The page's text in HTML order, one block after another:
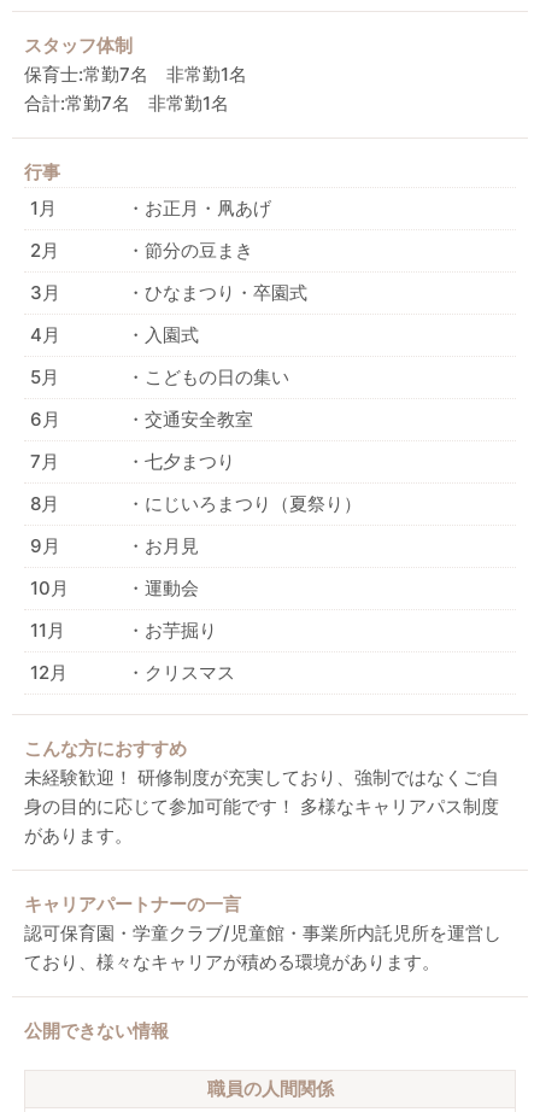
スタッフ体制
保育士:常勤7名 非常勤1名
合計:常勤7名 非常勤1名
行事
1月
・お正月・凧あげ
2月
・節分の豆まき
3月
・ひなまつり・卒園式
4月
・入園式
5月
・こどもの日の集い
6月
・交通安全教室
7月
・七夕まつり
8月
・にじいろまつり（夏祭り）
9月
・お月見
10月
・運動会
11月
・お芋掘り
12月
・クリスマス
こんな方におすすめ
未経験歓迎！ 研修制度が充実しており、強制ではなくご自
身の目的に応じて参加可能です！ 多様なキャリアパス制度
があります。
キャリアパートナーの一言
認可保育園・学童クラブ/児童館・事業所内託児所を運営し
ており、様々なキャリアが積める環境があります。
公開できない情報
職員の人間関係